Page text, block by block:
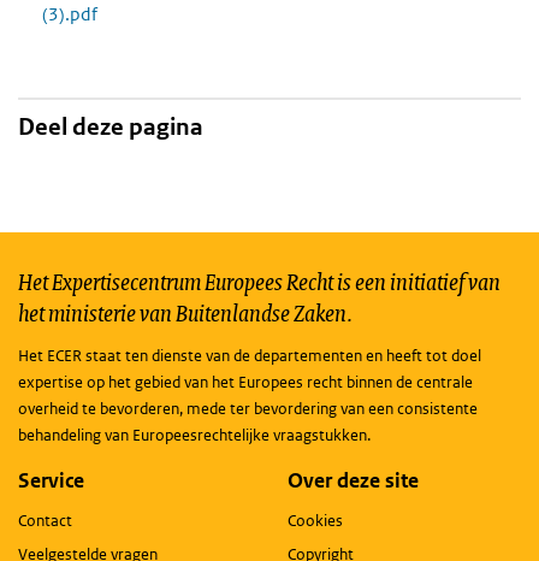
(3).pdf
Deel deze pagina
Het Expertisecentrum Europees Recht is een initiatief van
het ministerie van Buitenlandse Zaken.
Het ECER staat ten dienste van de departementen en heeft tot doel
expertise op het gebied van het Europees recht binnen de centrale
overheid te bevorderen, mede ter bevordering van een consistente
behandeling van Europeesrechtelijke vraagstukken.
Service
Contact
Veelgestelde vragen
Over deze site
Cookies
Copyright